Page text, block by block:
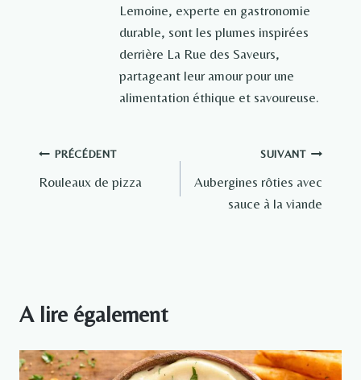
Lemoine, experte en gastronomie
durable, sont les plumes inspirées
derrière La Rue des Saveurs,
partageant leur amour pour une
alimentation éthique et savoureuse.
Navigation
de
PRÉCÉDENT
Rouleaux de pizza
SUIVANT
Aubergines rôties avec
sauce à la viande
A lire également